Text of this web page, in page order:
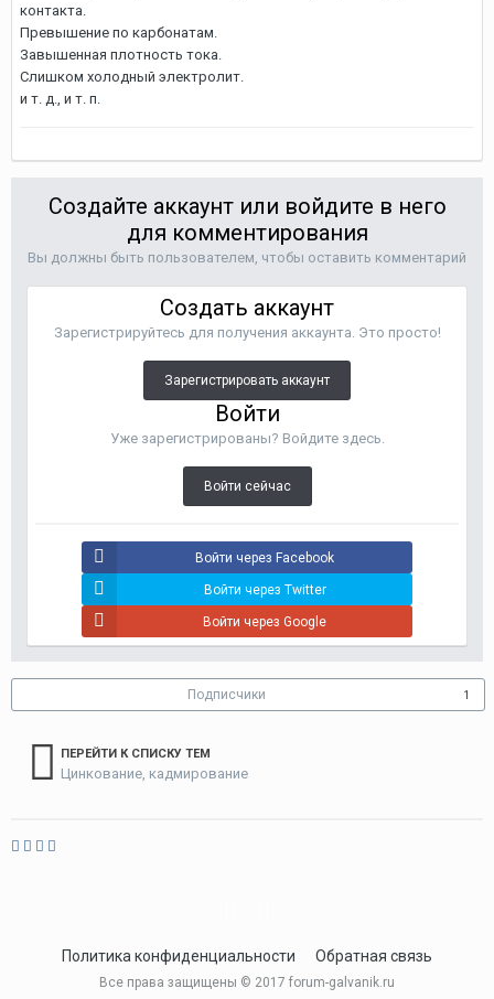
контакта.
Превышение по карбонатам.
Завышенная плотность тока.
Слишком холодный электролит.
и т. д., и т. п.
Создайте аккаунт или войдите в него
для комментирования
Вы должны быть пользователем, чтобы оставить комментарий
Создать аккаунт
Зарегистрируйтесь для получения аккаунта. Это просто!
Зарегистрировать аккаунт
Войти
Уже зарегистрированы? Войдите здесь.
Войти сейчас
Войти через Facebook
Войти через Twitter
Войти через Google
Подписчики 1
ПЕРЕЙТИ К СПИСКУ ТЕМ
Цинкование, кадмирование
Политика конфиденциальности Обратная связь
Все права защищены © 2017 forum-galvanik.ru